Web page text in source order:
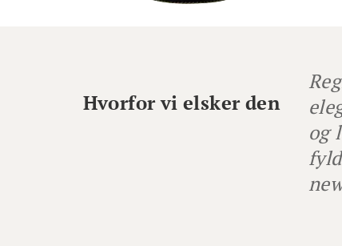
Hvorfor vi elsker den
og